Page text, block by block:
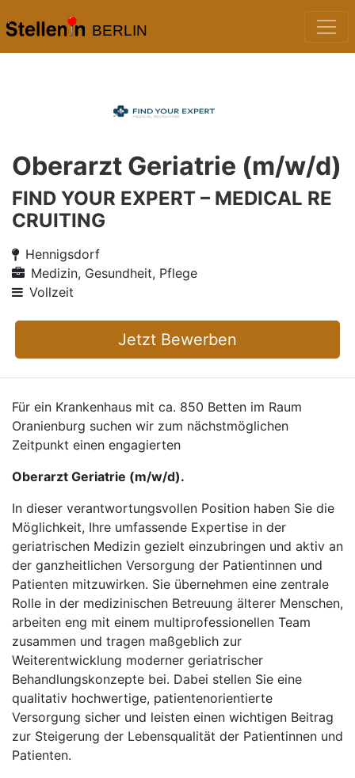
BERLIN
Oberarzt Geriatrie (m/w/d)
FIND YOUR EXPERT – MEDICAL RE
CRUITING
Hennigsdorf
Medizin, Gesundheit, Pflege
Vollzeit
Jetzt Bewerben
Für ein Krankenhaus mit ca. 850 Betten im Raum
Oranienburg suchen wir zum nächstmöglichen
Zeitpunkt einen engagierten
Oberarzt Geriatrie (m/w/d).
In dieser verantwortungsvollen Position haben Sie die
Möglichkeit, Ihre umfassende Expertise in der
geriatrischen Medizin gezielt einzubringen und aktiv an
der ganzheitlichen Versorgung der Patientinnen und
Patienten mitzuwirken. Sie übernehmen eine zentrale
Rolle in der medizinischen Betreuung älterer Menschen,
arbeiten eng mit einem multiprofessionellen Team
zusammen und tragen maßgeblich zur
Weiterentwicklung moderner geriatrischer
Behandlungskonzepte bei. Dabei stellen Sie eine
qualitativ hochwertige, patientenorientierte
Versorgung sicher und leisten einen wichtigen Beitrag
zur Steigerung der Lebensqualität der Patientinnen und
Patienten.